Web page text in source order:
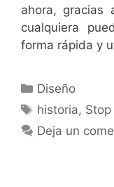
ahora, gracias
cualquiera
forma rápida y
Categorías
Diseño
Etiquetas
historia,
Deja un